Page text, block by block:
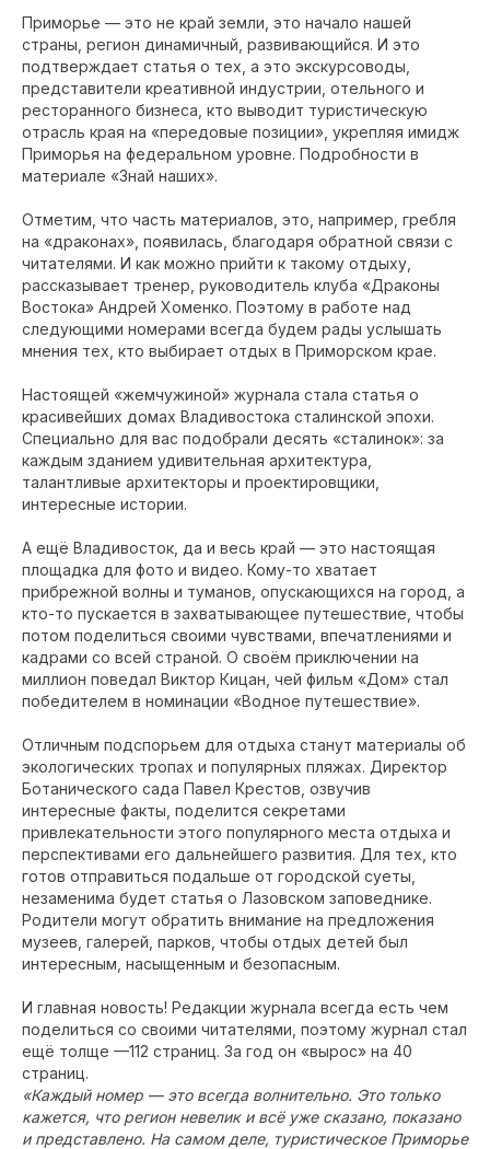
Приморье — это не край земли, это начало нашей
страны, регион динамичный, развивающийся. И это
подтверждает статья о тех, а это экскурсоводы,
представители креативной индустрии, отельного и
ресторанного бизнеса, кто выводит туристическую
отрасль края на «передовые позиции», укрепляя имидж
Приморья на федеральном уровне. Подробности в
материале «Знай наших».
Отметим, что часть материалов, это, например, гребля
на «драконах», появилась, благодаря обратной связи с
читателями. И как можно прийти к такому отдыху,
рассказывает тренер, руководитель клуба «Драконы
Востока» Андрей Хоменко. Поэтому в работе над
следующими номерами всегда будем рады услышать
мнения тех, кто выбирает отдых в Приморском крае.
Настоящей «жемчужиной» журнала стала статья о
красивейших домах Владивостока сталинской эпохи.
Специально для вас подобрали десять «сталинок»: за
каждым зданием удивительная архитектура,
талантливые архитекторы и проектировщики,
интересные истории.
А ещё Владивосток, да и весь край — это настоящая
площадка для фото и видео. Кому-то хватает
прибрежной волны и туманов, опускающихся на город, а
кто-то пускается в захватывающее путешествие, чтобы
потом поделиться своими чувствами, впечатлениями и
кадрами со всей страной. О своём приключении на
миллион поведал Виктор Кицан, чей фильм «Дом» стал
победителем в номинации «Водное путешествие».
Отличным подспорьем для отдыха станут материалы об
экологических тропах и популярных пляжах. Директор
Ботанического сада Павел Крестов, озвучив
интересные факты, поделится секретами
привлекательности этого популярного места отдыха и
перспективами его дальнейшего развития. Для тех, кто
готов отправиться подальше от городской суеты,
незаменима будет статья о Лазовском заповеднике.
Родители могут обратить внимание на предложения
музеев, галерей, парков, чтобы отдых детей был
интересным, насыщенным и безопасным.
И главная новость! Редакции журнала всегда есть чем
поделиться со своими читателями, поэтому журнал стал
ещё толще —112 страниц. За год он «вырос» на 40
страниц.
«Каждый номер — это всегда волнительно. Это только
кажется, что регион невелик и всё уже сказано, показано
и представлено. На самом деле, туристическое Приморье